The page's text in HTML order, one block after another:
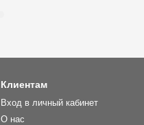
Клиентам
Вход в личный кабинет
О нас